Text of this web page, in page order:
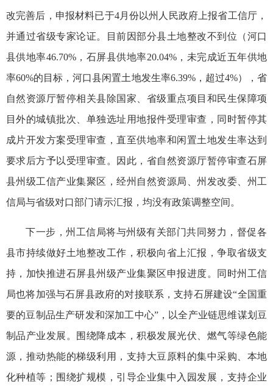
改完善后，申报材料已于4月份以州人民政府上报省工信厅，
并通过省级专家论证。目前因部分县土地整改不到位（河口
县供地率46.70%，石屏县供地率20.04%，未完成近五年供地
率60%的目标，河口县闲置土地发生率6.39%，超过4%），省
自然资源厅暂停相关县除国家、省级重点项目和民生保障项
目外的城镇批次、单独选址用地报件受理审查，同时暂停其
成片开发方案受理审查，直至供地率和闲置土地发生率达到
要求后方予以受理审查。因此，省自然资源厅暂停审查石屏
县州级工信产业集聚区，经州自然资源局、州发改委、州工
信局与省级对口部门请示汇报，均没有政策调整空间。
下一步，州工信局将与州级有关部门共同努力，督促各
县市持续做好土地整改工作，积极向省上汇报，争取省级支
持，加快推进石屏县州级产业集聚区申报进度。同时州工信
局也将加强与石屏县政府的对接联系，支持石屏建设“全国重
要的豆制品生产研发和深加工中心”，以全产业链思维谋划豆
制品产业发展。围绕降成本，积极发展光伏、燃气等绿色能
源，推动热能的梯级利用，支持大豆原料的集中采购、本地
化种植等；围绕扩规模，引导企业集中入园发展，支持企业